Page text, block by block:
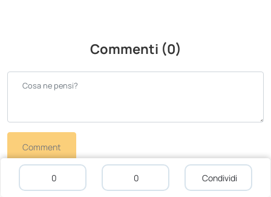
Commenti (0)
Comment
Nessun commento
0 0 Condividi